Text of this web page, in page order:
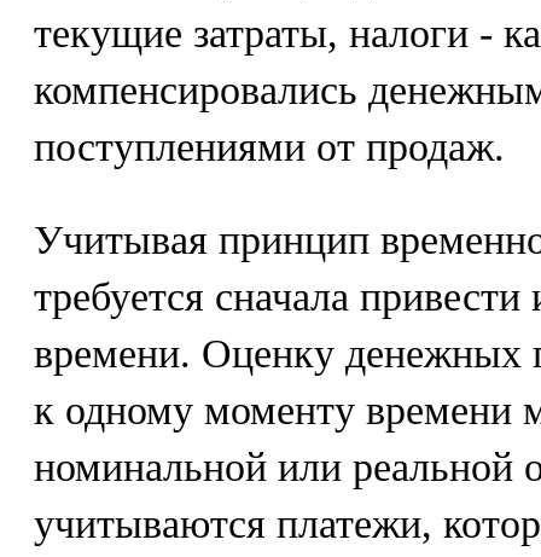
текущие затраты, налоги -
компенсировались
поступлениями от продаж.
Учитывая принцип
требуется сначала
времени. Оценку денежных
к одному моменту времени
номинальной или реальной
учитываются платежи,